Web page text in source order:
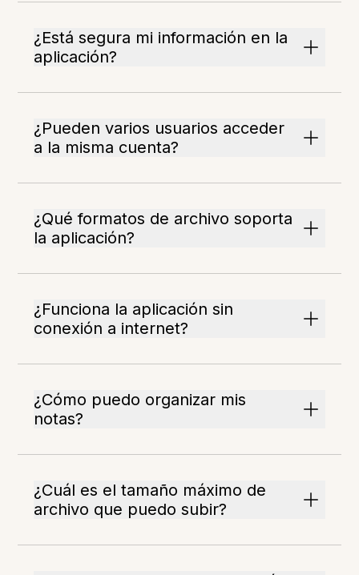
¿Está segura mi información en la
aplicación?
¿Pueden varios usuarios acceder
a la misma cuenta?
¿Qué formatos de archivo soporta
la aplicación?
¿Funciona la aplicación sin
conexión a internet?
¿Cómo puedo organizar mis
notas?
¿Cuál es el tamaño máximo de
archivo que puedo subir?